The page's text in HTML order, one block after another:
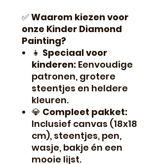
✅Waarom kiezen voor
onze Kinder Diamond
Painting?
👧 Speciaal voor
kinderen: Eenvoudige
patronen, grotere
steentjes en heldere
kleuren.
💎 Compleet pakket:
Inclusief canvas (18x18
cm), steentjes, pen,
wasje, bakje én een
mooie lijst.